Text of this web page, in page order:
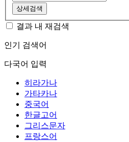
상세검색
결과 내 재검색
인기 검색어
다국어 입력
히라가나
가타카나
중국어
한글고어
그리스문자
프랑스어